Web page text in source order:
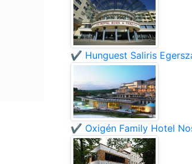
✔️ Hunguest Saliris
✔️ Oxigén Family Hotel